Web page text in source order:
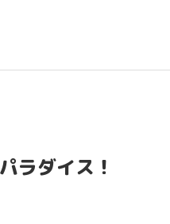
ラダイス！